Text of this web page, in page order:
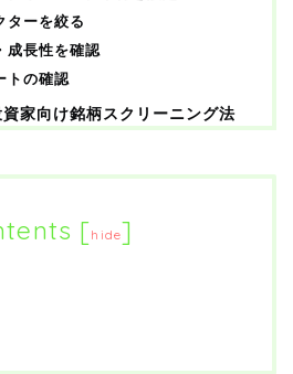
ーを絞る
長性を確認
トの確認
家向け銘柄スクリーニング法
[hide]